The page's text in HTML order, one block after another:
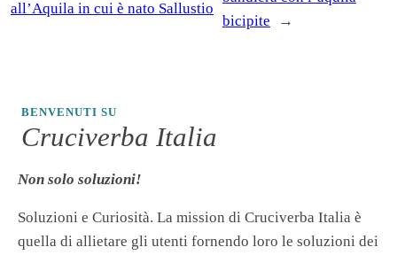
all’Aquila in cui è nato Sallustio
bicipite
→
BENVENUTI SU
Cruciverba Italia
Non solo soluzioni!
Soluzioni e Curiosità. La mission di Cruciverba Italia è
quella di allietare gli utenti fornendo loro le soluzioni dei